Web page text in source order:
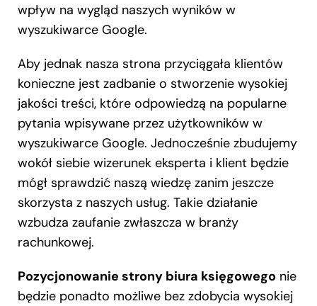
wpływ na wygląd naszych wyników w
wyszukiwarce Google.
Aby jednak nasza strona przyciągała klientów
konieczne jest zadbanie o stworzenie wysokiej
jakości treści, które odpowiedzą na popularne
pytania wpisywane przez użytkowników w
wyszukiwarce Google. Jednocześnie zbudujemy
wokół siebie wizerunek eksperta i klient będzie
mógł sprawdzić naszą wiedzę zanim jeszcze
skorzysta z naszych usług. Takie działanie
wzbudza zaufanie zwłaszcza w branży
rachunkowej.
Pozycjonowanie strony biura księgowego nie
będzie ponadto możliwe bez zdobycia wysokiej